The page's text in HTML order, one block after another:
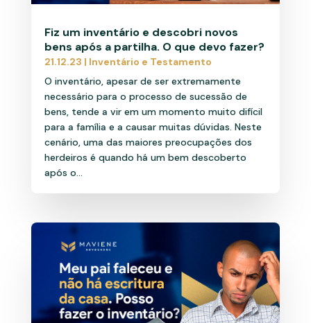
Fiz um inventário e descobri novos
bens após a partilha. O que devo fazer?
21.12.23 | Inventário e Testamento
O inventário, apesar de ser extremamente
necessário para o processo de sucessão de
bens, tende a vir em um momento muito difícil
para a família e a causar muitas dúvidas. Neste
cenário, uma das maiores preocupações dos
herdeiros é quando há um bem descoberto
após o...